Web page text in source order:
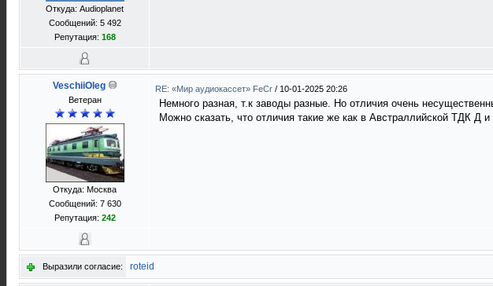
Откуда: Audioplanet
Сообщений: 5 492
Репутация: 168
VeschiiOleg
Ветеран
Откуда: Москва
Сообщений: 7 630
Репутация: 242
RE: «Мир аудиокассет» FeCr / 10-01-2025 20:26
Немного разная, т.к заводы разные. Но отличия очень
Можно сказать, что отличия такие же как в Австраллийской ТДК Д
Выразили согласие: roteid